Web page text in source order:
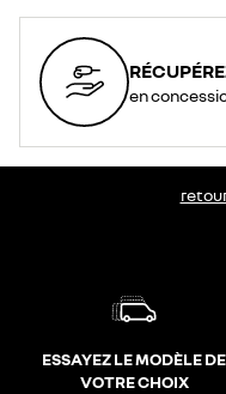
en
ESSAYEZ LE MODÈLE DE
VOTRE CHOIX